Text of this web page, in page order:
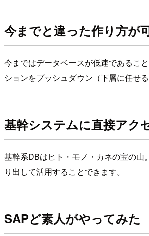
今までと違った作り方が
今まではデータベースが低速であるこ
ションをプッシュダウン（下層に任せ
基幹システムに直接アク
基幹系DBはヒト・モノ・カネの宝の
り出して活用することできます。
SAPど素人がやってみた